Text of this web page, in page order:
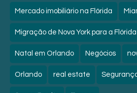
Mercado imobiliário na Flórida
Migração de Nova York para a Flórida
Natal em Orlando Negócios
Orlando real estate